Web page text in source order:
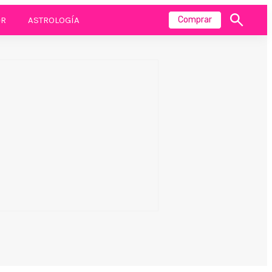
ASTROLOGÍA Comprar
Mostrar